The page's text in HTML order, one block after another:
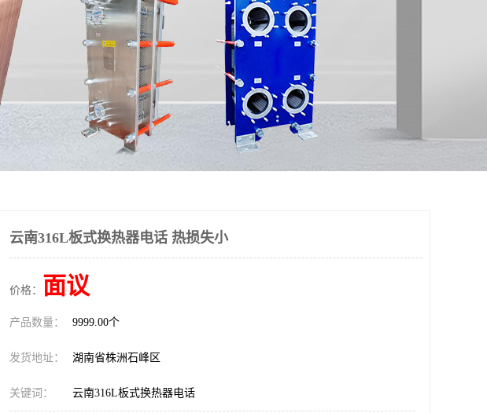
云南316L板式换热器电话 热损失小
价格： 面议
产品数量： 9999.00个
发货地址： 湖南省株洲石峰区
关键词： 云南316L板式换热器电话